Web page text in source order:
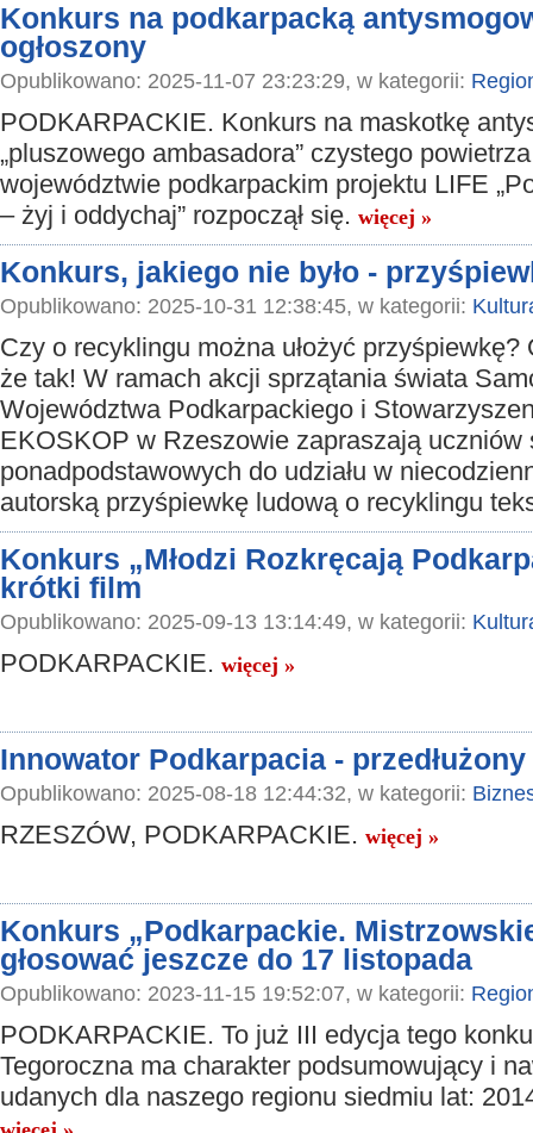
Konkurs na podkarpacką
ogłoszony
Opublikowano: 2025-11-07 23:23:29, w kategorii:
PODKARPACKIE. Konkurs na maskotkę
„pluszowego ambasadora” czystego
województwie podkarpackim projektu LIFE
– żyj i oddychaj” rozpoczął się. więcej »
Konkurs, jakiego nie było -
Opublikowano: 2025-10-31 12:38:45, w kategorii:
Czy o recyklingu można ułożyć przyśpiewkę?
że tak! W ramach akcji sprzątania świata
Województwa Podkarpackiego i
EKOSKOP w Rzeszowie zapraszają uczniów
ponadpodstawowych do udziału w
autorską przyśpiewkę ludową o recyklingu
Konkurs „Młodzi Rozkręcają
krótki film
Opublikowano: 2025-09-13 13:14:49, w kategorii:
PODKARPACKIE. więcej »
Innowator Podkarpacia -
Opublikowano: 2025-08-18 12:44:32, w kategorii:
RZESZÓW, PODKARPACKIE. więcej »
Konkurs „Podkarpackie.
głosować jeszcze do 17 listopada
Opublikowano: 2023-11-15 19:52:07, w kategorii:
PODKARPACKIE. To już III edycja tego
Tegoroczna ma charakter podsumowujący i
udanych dla naszego regionu siedmiu lat: